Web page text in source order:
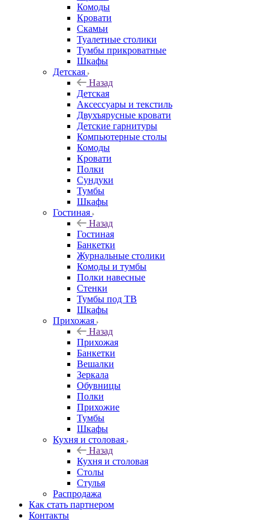
Комоды
Кровати
Скамьи
Туалетные столики
Тумбы прикроватные
Шкафы
Детская
Назад
Детская
Аксессуары и текстиль
Двухъярусные кровати
Детские гарнитуры
Компьютерные столы
Комоды
Кровати
Полки
Сундуки
Тумбы
Шкафы
Гостиная
Назад
Гостиная
Банкетки
Журнальные столики
Комоды и тумбы
Полки навесные
Стенки
Тумбы под ТВ
Шкафы
Прихожая
Назад
Прихожая
Банкетки
Вешалки
Зеркала
Обувницы
Полки
Прихожие
Тумбы
Шкафы
Кухня и столовая
Назад
Кухня и столовая
Столы
Стулья
Распродажа
Как стать партнером
Контакты